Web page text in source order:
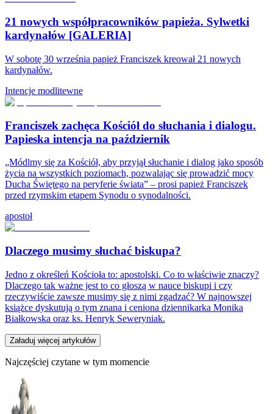
21 nowych współpracowników papieża. Sylwetki
kardynałów [GALERIA]
W sobotę 30 września papież Franciszek kreował 21 nowych
kardynałów.
Intencje modlitewne
Franciszek zachęca Kościół do słuchania i dialogu.
Papieska intencja na październik
„Módlmy się za Kościół, aby przyjął słuchanie i dialog jako sposób
życia na wszystkich poziomach, pozwalając się prowadzić mocy
Ducha Świętego na peryferie świata” – prosi papież Franciszek
przed rzymskim etapem Synodu o synodalności.
apostoł
Dlaczego musimy słuchać biskupa?
Jedno z określeń Kościoła to: apostolski. Co to właściwie znaczy?
Dlaczego tak ważne jest to co głoszą w nauce biskupi i czy
rzeczywiście zawsze musimy się z nimi zgadzać? W najnowszej
książce dyskutują o tym znana i ceniona dziennikarka Monika
Białkowska oraz ks. Henryk Seweryniak.
Załaduj więcej artykułów
Najczęściej czytane w tym momencie